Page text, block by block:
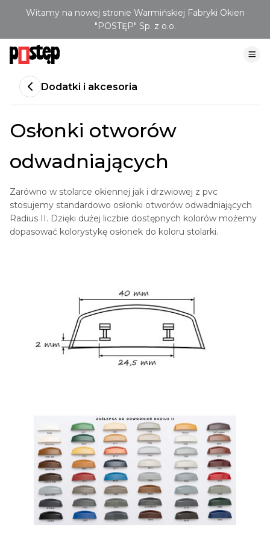
Witamy na nowej stronie Warmińskiej Fabryki Okien
"POSTĘP" Sp. z o.o.
Dodatki i akcesoria
Osłonki otworów
odwadniających
Zarówno w stolarce okiennej jak i drzwiowej z pvc
stosujemy standardowo osłonki otworów odwadniających
Radius II. Dzięki dużej liczbie dostępnych kolorów możemy
dopasować kolorystykę osłonek do koloru stolarki.